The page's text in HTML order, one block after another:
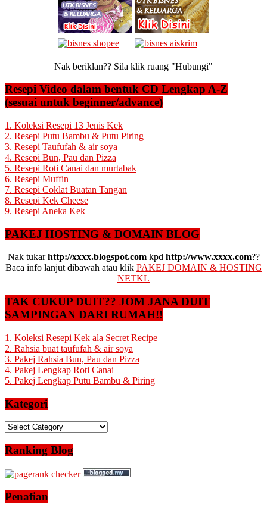
Nak beriklan?? Sila klik ruang "Hubungi"
Resepi Video dalam bentuk CD Lengkap A-Z
(sesuai untuk beginner/advance)
1. Koleksi Resepi 13 Jenis Kek
2. Resepi Putu Bambu & Putu Piring
3. Resepi Taufufah & air soya
4. Resepi Bun, Pau dan Pizza
5. Resepi Roti Canai dan murtabak
6. Resepi Muffin
7. Resepi Coklat Buatan Tangan
8. Resepi Kek Cheese
9. Resepi Aneka Kek
PAKEJ HOSTING & DOMAIN BLOG
Nak tukarhttp://xxxx.blogspot.comkpd http://www.xxxx.com??
Baca info lanjut dibawah atau klik PAKEJ DOMAIN & HOSTING
NETKL
TAK CUKUP DUIT?? JOM JANA DUIT
SAMPINGAN DARI RUMAH!!
1. Koleksi Resepi Kek ala Secret Recipe
2. Rahsia buat taufufah & air soya
3. Pakej Rahsia Bun, Pau dan Pizza
4. Pakej Lengkap Roti Canai
5. Pakej Lengkap Putu Bambu & Piring
Kategori
Kategori
Ranking Blog
Penafian